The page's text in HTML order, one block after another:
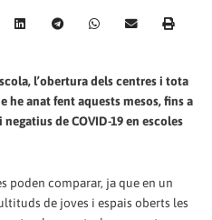
l’obertura dels centres i tota
he anat fent aquests mesos, fins a
de COVID-19 en escoles
poden comparar, ja que en un
de joves i espais oberts les